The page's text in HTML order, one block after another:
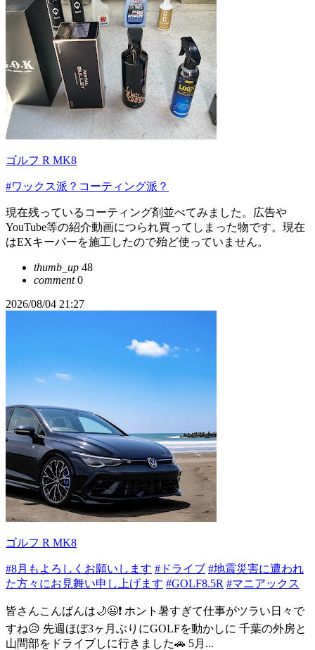
ゴルフ R MK8
#ワックス派？コーティング派？
現在残っているコーティング剤並べてみました。広告や
YouTube等の紹介動画につられ買ってしまった物です。現在
はEXキーパーを施工したので殆ど使っていません。
thumb_up 48
comment0
2026/08/04 21:27
ゴルフ R MK8
#8月もよろしくお願いします #ドライブ #地震災害に遭われ
た方々にお見舞い申し上げます #GOLF8.5R #マニアックス
皆さんこんばんは🌙😃❗ ホント暑すぎて仕事がツラい日々で
すね😥 先週ほぼ3ヶ月ぶりにGOLFを動かしに 千葉の外房と
山間部をドライブしに行きました🚗 5月...